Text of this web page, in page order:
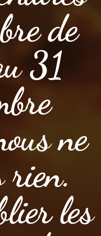
de
31
ne
rien.
les